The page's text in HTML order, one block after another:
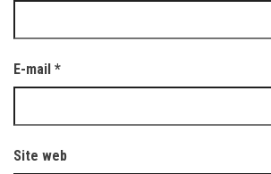
E-mail *
Site web